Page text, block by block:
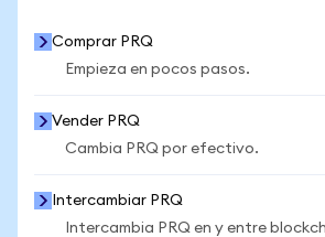
Comprar PRQ
Empieza en pocos pasos.
Vender PRQ
Cambia PRQ por efectivo.
Intercambiar PRQ
Intercambia PRQ en y entre